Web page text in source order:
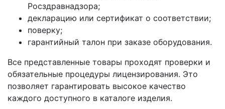
Росздравнадзора;
декларацию или сертификат о соответствии;
поверку;
гарантийный талон при заказе оборудования.
Все представленные товары проходят проверки и
обязательные процедуры лицензирования. Это
позволяет гарантировать высокое качество
каждого доступного в каталоге изделия.